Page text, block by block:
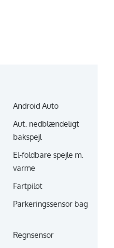
Android Auto
Aut. nedblændeligt
bakspejl
El-foldbare spejle m.
varme
Fartpilot
Parkeringssensor bag
Regnsensor